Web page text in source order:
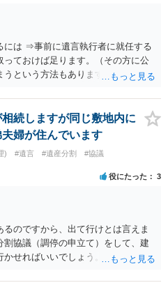
には ⇒事前に遺言執行者に就任する
っておけば足ります。（その方に公
という方法もあります） 事前に了
言執行が完了したときの報酬だけ、
亡くなった際に、法務局に預けた自
たものにされる可能性 ⇒自筆の遺言
、法務局に遺言書の有無を照会す
預けた自筆証書遺言の存在を親族
ません。 存在をなかったものにす
遺言者と面談してみないと判断が
続しますが同じ敷地内に
婦が住んでいます
) #遺言 #遺産分割
#協議
役にたった 3
のですから、出て行けとは言えま
協議（調停の申立て）をして、建
せればいいでしょう。 建物の固定
ばいいと思います。 なお、家賃に